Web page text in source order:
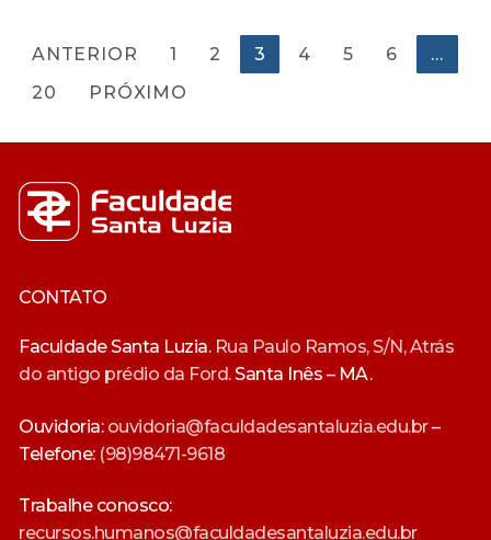
Paginação
de
ANTERIOR 1 2 3 4 5 6
…
20
PRÓXIMO
CONTATO
Faculdade Santa Luzia. Rua Paulo Ramos, S/N, Atrás
do antigo prédio da Ford.Santa Inês – MA.
Ouvidoria: ouvidoria@faculdadesantaluzia.edu.br–
Telefone: (98)98471-9618
Trabalhe conosco:
recursos.humanos@faculdadesantaluzia.edu.br